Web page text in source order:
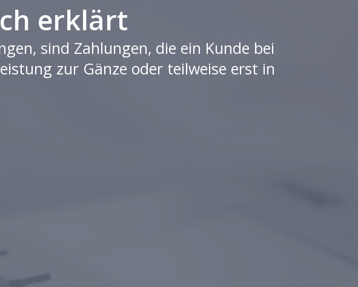
erklärt
sind Zahlungen, die ein Kunde bei
zur Gänze oder teilweise erst in